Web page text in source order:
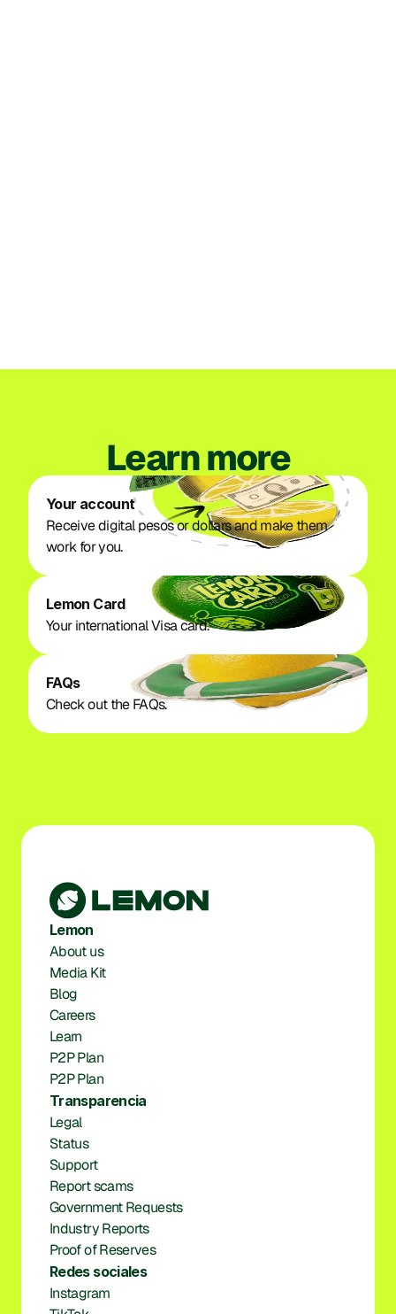
Learn more
Your account
Receive digital pesos or dollars and make them
work for you.
Lemon Card
Your international Visa card.
FAQs
Check out the FAQs.
Lemon
About us
Media Kit
Blog
Careers
Learn
P2P Plan
P2P Plan
Transparencia
Legal
Status
Support
Report scams
Government Requests
Industry Reports
Proof of Reserves
Redes sociales
Instagram